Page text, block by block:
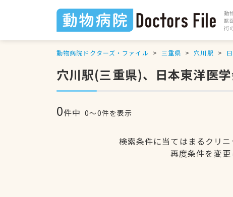
動
獣
街
動物病院ドクターズ・ファイル 三重県 穴川駅
穴川駅(三重県)、日本東洋医
0件中 0〜0件を表示
検索条件に当てはまるクリ
再度条件を変更